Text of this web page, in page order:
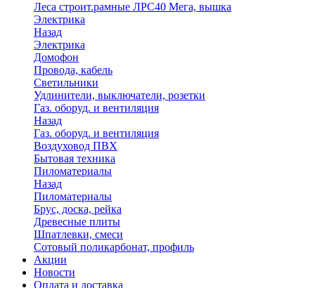
Леса строит.рамные ЛРС40 Мега, вышка
Электрика
Назад
Электрика
Домофон
Провода, кабель
Светильники
Удлинители, выключатели, розетки
Газ. оборуд. и вентиляция
Назад
Газ. оборуд. и вентиляция
Воздуховод ПВХ
Бытовая техника
Пиломатериалы
Назад
Пиломатериалы
Брус, доска, рейка
Древесные плиты
Шпатлевки, смеси
Сотовый поликарбонат, профиль
Акции
Новости
Оплата и доставка